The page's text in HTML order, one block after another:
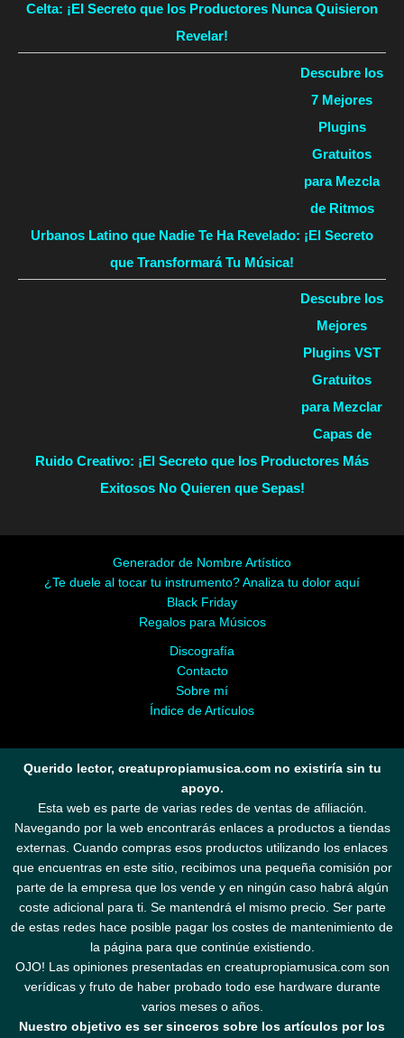
Celta: ¡El Secreto que los Productores Nunca Quisieron
Revelar!
Descubre los
7 Mejores
Plugins
Gratuitos
para Mezcla
de Ritmos
Urbanos Latino que Nadie Te Ha Revelado: ¡El Secreto
que Transformará Tu Música!
Descubre los
Mejores
Plugins VST
Gratuitos
para Mezclar
Capas de
Ruido Creativo: ¡El Secreto que los Productores Más
Exitosos No Quieren que Sepas!
Generador de Nombre Artístico
¿Te duele al tocar tu instrumento? Analiza tu dolor aquí
Black Friday
Regalos para Músicos
Discografía
Contacto
Sobre mí
Índice de Artículos
Querido lector, creatupropiamusica.com no existiría sin tu
apoyo.
Esta web es parte de varias redes de ventas de afiliación.
Navegando por la web encontrarás enlaces a productos a tiendas
externas. Cuando compras esos productos utilizando los enlaces
que encuentras en este sitio, recibimos una pequeña comisión por
parte de la empresa que los vende y en ningún caso habrá algún
coste adicional para ti. Se mantendrá el mismo precio. Ser parte
de estas redes hace posible pagar los costes de mantenimiento de
la página para que continúe existiendo.
OJO! Las opiniones presentadas en creatupropiamusica.com son
verídicas y fruto de haber probado todo ese hardware durante
varios meses o años.
Nuestro objetivo es ser sinceros sobre los artículos por los